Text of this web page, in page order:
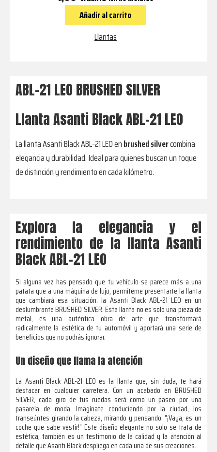
Añadir al carrito
Llantas
ABL-21 LEO BRUSHED SILVER
Llanta Asanti Black ABL-21 LEO
La llanta Asanti Black ABL-21 LEO enbrushed silvercombina
elegancia y durabilidad. Ideal para quienes buscan un toque
de distinción y rendimiento en cada kilómetro.
Explora la elegancia y el
rendimiento de la llanta Asanti
Black ABL-21 LEO
Si alguna vez has pensado que tu vehículo se parece más a una
patata que a una máquina de lujo, permíteme presentarte la llanta
que cambiará esa situación: la Asanti Black ABL-21 LEO en un
deslumbrante BRUSHED SILVER. Esta llanta no es solo una pieza de
metal, es una auténtica obra de arte que transformará
radicalmente la estética de tu automóvil y aportará una serie de
beneficios que no podrás ignorar.
Un diseño que llama la atención
La Asanti Black ABL-21 LEO es la llanta que, sin duda, te hará
destacar en cualquier carretera. Con un acabado en BRUSHED
SILVER, cada giro de tus ruedas será como un paseo por una
pasarela de moda. Imagínate conduciendo por la ciudad, los
transeúntes girando la cabeza, mirando y pensando: “¡Vaya, es un
coche que sabe vestir!” Este diseño elegante no solo se trata de
estética; también es un testimonio de la calidad y la atención al
detalle que Asanti Black despliega en cada una de sus creaciones.